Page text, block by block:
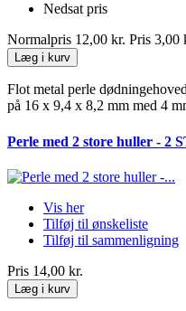
Nedsat pris
Normalpris 12,00 kr. Pris 3,00
Læg i kurv
Flot metal perle
på 16 x 9,4 x 8,2 mm med 4
Perle med 2 store huller - 2
Vis her
Tilføj til ønskeliste
Tilføj til sammenligning
Pris 14,00 kr.
Læg i kurv